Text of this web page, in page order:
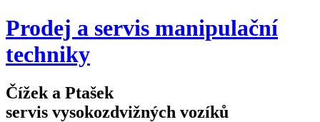
Prodej a servis manipulační
techniky
Čížek a Ptašek
servis vysokozdvižných vozíků